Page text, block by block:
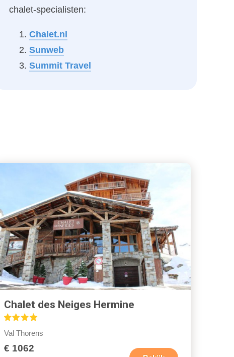
chalet-specialisten:
Chalet.nl
Sunweb
Summit Travel
Chalet des Neiges Hermine
Val Thorens
€ 1062